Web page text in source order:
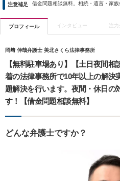
注意補足 借金問題相談無料。相続・遺言・家
プロフィール インタビュー 注力
岡﨑 伸哉弁護士 美北さくら法律事務所
【無料駐車場あり】【土日夜間
着の法律事務所で10年以上の解決
題解決を行います。夜間・休日の
す！【借金問題相談無料】
どんな弁護士ですか？